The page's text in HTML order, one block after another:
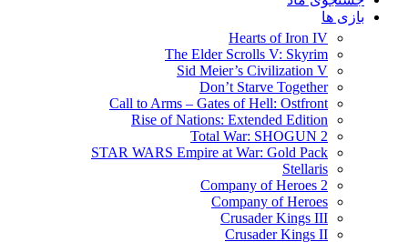
بازی ها
Hearts of Iron IV
The Elder Scrolls V: Skyrim
Sid Meier’s Civilization V
Don’t Starve Together
Call to Arms – Gates of Hell: Ostfront
Rise of Nations: Extended Edition
Total War: SHOGUN 2
STAR WARS Empire at War: Gold Pack
Stellaris
Company of Heroes 2
Company of Heroes
Crusader Kings III
Crusader Kings II